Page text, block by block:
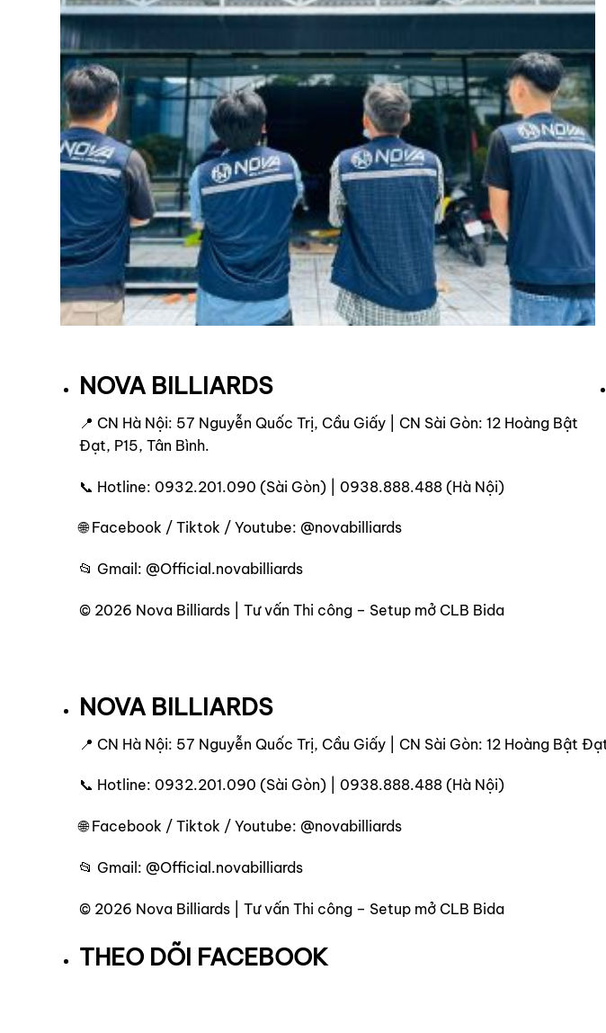
NOVA BILLIARDS
📍 CN Hà Nội: 57 Nguyễn Quốc Trị, Cầu Giấy | CN Sài Gòn: 12 Hoàng Bật
Đạt, P15, Tân Bình.
📞 Hotline: 0932.201.090 (Sài Gòn) | 0938.888.488 (Hà Nội)
🌐 Facebook / Tiktok / Youtube: @novabilliards
📂 Gmail: @Official.novabilliards
© 2026 Nova Billiards | Tư vấn Thi công – Setup mở CLB Bida
NOVA BILLIARDS
📍 CN Hà Nội: 57 Nguyễn Quốc Trị, Cầu Giấy | CN Sài Gòn: 12 Hoàng Bật
📞 Hotline: 0932.201.090 (Sài Gòn) | 0938.888.488 (Hà Nội)
🌐 Facebook / Tiktok / Youtube: @novabilliards
📂 Gmail: @Official.novabilliards
© 2026 Nova Billiards | Tư vấn Thi công – Setup mở CLB Bida
THEO DÕI FACEBOOK